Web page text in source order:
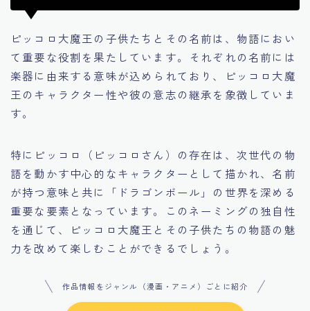
ピッコロ大魔王の子供たちとその名前は、物語におい
て重要な役割を果たしています。それぞれの名前には
楽器に由来する意味が込められており、ピッコロ大魔
王のキャラクター性や彼の意志の継承を象徴していま
す。
特にピッコロ（ピッコロさん）の存在は、次世代の物
語を動かす中心的なキャラクターとして描かれ、名前
が持つ意味と共に「ドラゴンボール」の世界を深める
重要な要素となっています。このネーミングの独自性
を通じて、ピッコロ大魔王とその子供たちの物語の魅
力を改めて楽しむことができるでしょう。
作品情報をジャンル（漫画・アニメ）ごとに紹介